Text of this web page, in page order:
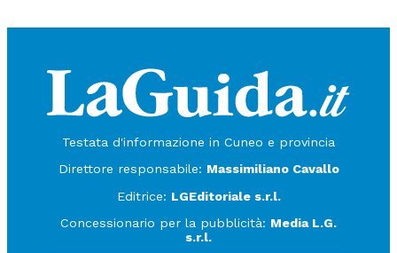
Testata d'informazione in Cuneo e provincia
Direttore responsabile: Massimiliano Cavallo
Editrice: LGEditoriale s.r.l.
Concessionario per la pubblicità: Media L.G.
s.r.l.